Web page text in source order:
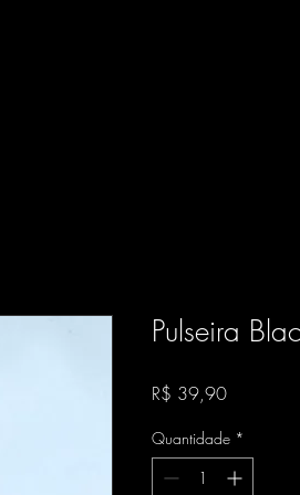
Pulseira
R$ 39,90Preço
Quantidade *